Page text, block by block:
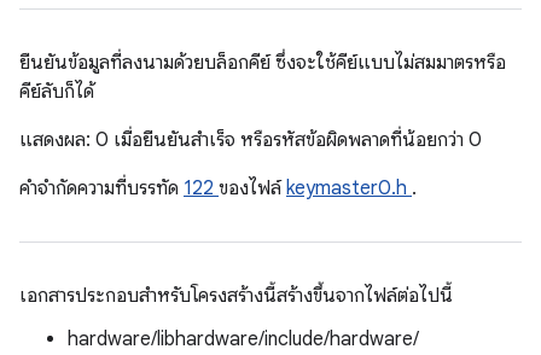
ยืนยันข้อมูลที่ลงนามด้วยบล็อกคีย์ ซึ่งจะใช้คีย์แบบไม่สมมาตรหรือ
คีย์ลับก็ได้
แสดงผล: 0 เมื่อยืนยันสำเร็จ หรือรหัสข้อผิดพลาดที่น้อยกว่า 0
คําจํากัดความที่บรรทัด 122 ของไฟล์keymaster0.h .
เอกสารประกอบสำหรับโครงสร้างนี้สร้างขึ้นจากไฟล์ต่อไปนี้
hardware/libhardware/include/hardware/